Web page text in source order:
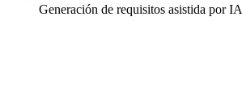
Generación de requisitos asistida por IA